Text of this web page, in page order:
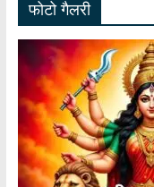
फोटो गैलरी